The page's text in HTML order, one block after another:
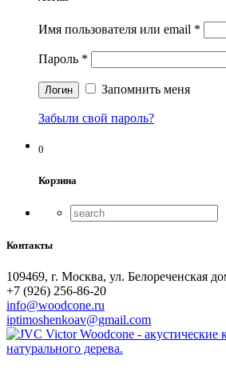
Имя пользователя или email *
Пароль *
Запомнить меня
Забыли свой пароль?
0
Корзина
Контакты
109469, г. Москва, ул. Белореченская
+7 (926) 256-86-20
info@woodcone.ru
iptimoshenkoav@gmail.com